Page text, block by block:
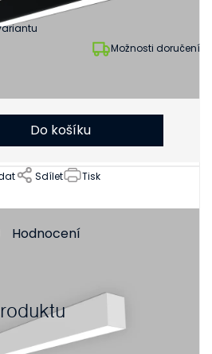
Možnosti doručení
Tisk
Sdílet
Do košíku
Hodnocení